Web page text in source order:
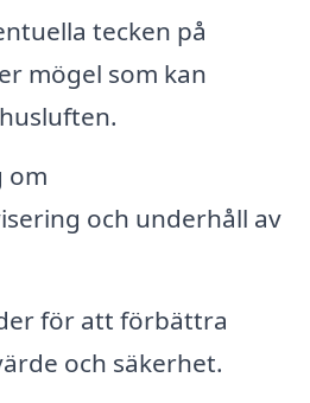
tecken på
mögel som kan
om
och underhåll av
för att förbättra
och säkerhet.